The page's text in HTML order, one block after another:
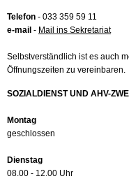
Telefon - 033 359 59 11
e-mail - Mail ins Sekretariat
Selbstverständlich ist es auch
Öffnungszeiten zu vereinbaren.
SOZIALDIENST UND AHV-
Montag
geschlossen
Dienstag
08.00 - 12.00 Uhr